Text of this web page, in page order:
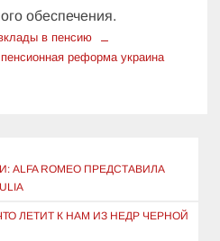
обеспечения.
в пенсию
пенсионная реформа украина
ROMEO ПРЕДСТАВИЛА
ЛЕТИТ К НАМ ИЗ НЕДР ЧЕРНОЙ